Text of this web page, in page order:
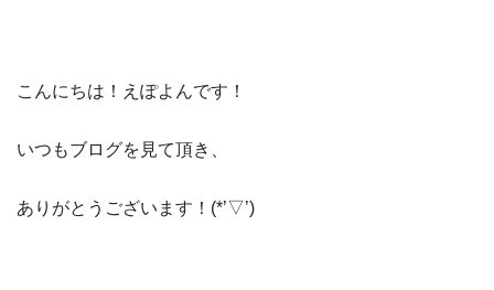
こんにちは！えぽよんです！
いつもブログを見て頂き、
ありがとうございます！(*’▽’)